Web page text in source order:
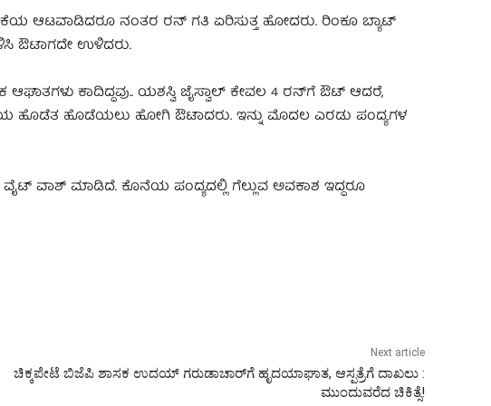
ಆಟವಾಡಿದರೂ ನಂತರ ರನ್ ಗತಿ ಏರಿಸುತ್ತ ಹೋದರು. ರಿಂಕೂ ಬ್ಯಾಟ್
ಔಟಾಗದೇ ಉಳಿದರು.
ಕಾದಿದ್ದವು.. ಯಶಸ್ವಿ ಜೈಸ್ವಾಲ್​​ ಕೇವಲ 4 ರನ್​ಗೆ ಔಟ್​ ಆದರೆ,
ಹೊಡೆತ ಹೊಡೆಯಲು ಹೋಗಿ ಔಟಾದರು. ಇನ್ನು ಮೊದಲ ಎರಡು ಪಂದ್ಯಗಳ
ವಾಶ್ ಮಾಡಿದೆ. ಕೊನೆಯ ಪಂದ್ಯದಲ್ಲಿ ಗೆಲ್ಲುವ ಅವಕಾಶ ಇದ್ದರೂ
Next article
ಚಿಕ್ಕಪೇಟೆ ಬಿಜೆಪಿ ಶಾಸಕ ಉದಯ್ ಗರುಡಾಚಾರ್​ಗೆ ಹೃದಯಾಘಾತ, ಆಸ್ಪತ್ರೆಗೆ ದಾಖಲು :
ಮುಂದುವರೆದ ಚಿಕಿತ್ಸೆ!